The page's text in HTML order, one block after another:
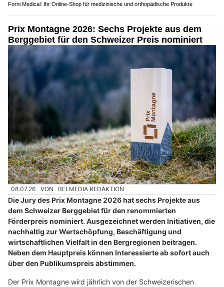
Forni Medical: Ihr Online-Shop für medizinische und orthopädische Produkte
Prix Montagne 2026: Sechs Projekte aus dem
Berggebiet für den Schweizer Preis nominiert
08.07.26 VON BELMEDIA REDAKTION
Die Jury des Prix Montagne 2026 hat sechs Projekte aus
dem Schweizer Berggebiet für den renommierten
Förderpreis nominiert. Ausgezeichnet werden Initiativen, die
nachhaltig zur Wertschöpfung, Beschäftigung und
wirtschaftlichen Vielfalt in den Bergregionen beitragen.
Neben dem Hauptpreis können Interessierte ab sofort auch
über den Publikumspreis abstimmen.
Der Prix Montagne wird jährlich von der Schweizerischen